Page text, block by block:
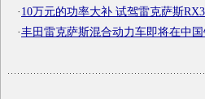
·10万元的功率大补 试驾雷克萨斯
·丰田雷克萨斯混合动力车即将在中